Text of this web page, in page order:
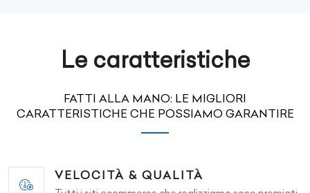
Le caratteristiche
FATTI ALLA MANO: LE MIGLIORI
CARATTERISTICHE CHE POSSIAMO GARANTIRE
VELOCITÀ & QUALITÀ